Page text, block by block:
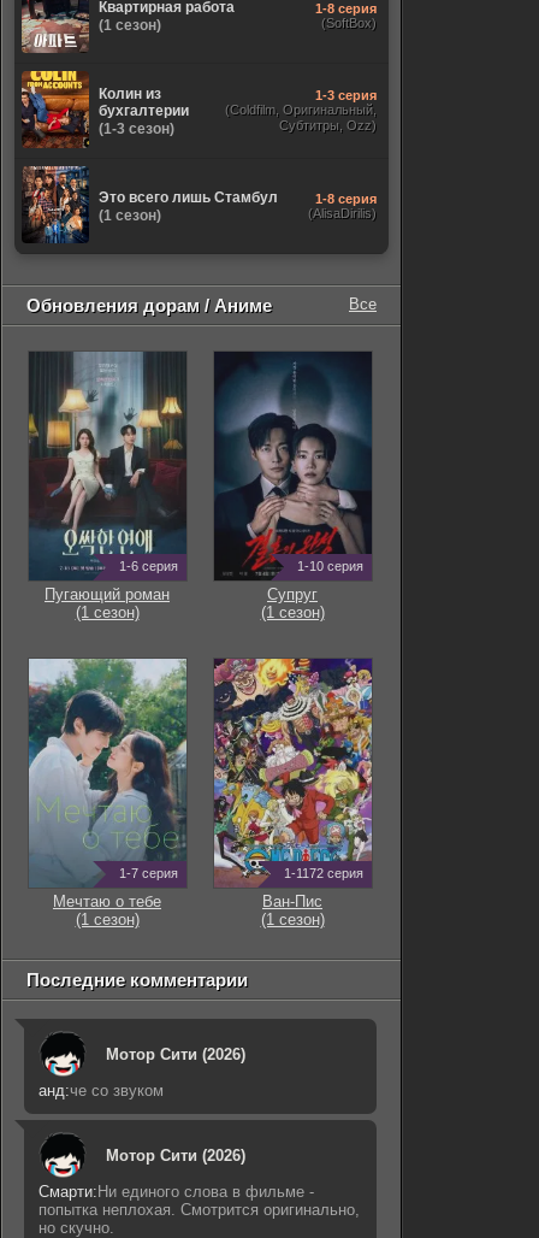
Квартирная работа
(1 сезон)
1-8 серия
(SoftBox)
Колин из
бухгалтерии
(1-3 сезон)
1-3 серия
(Coldfilm, Оригинальный,
Субтитры, Ozz)
Это всего лишь Стамбул
(1 сезон)
1-8 серия
(AlisaDirilis)
Обновления дорам / Аниме Все
1-6 серия
Пугающий роман
(1 сезон)
1-10 серия
Супруг
(1 сезон)
1-7 серия
Мечтаю о тебе
(1 сезон)
1-1172 серия
Ван-Пис
(1 сезон)
Последние комментарии
Мотор Сити (2026)
анд:че со звуком
Мотор Сити (2026)
Смарти: Ни единого слова в фильме -
попытка неплохая. Смотрится оригинально,
но скучно.